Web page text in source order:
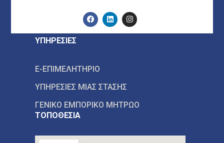
ΥΠΗΡΕΣΙΕΣ
E-ΕΠΙΜΕΛΗΤΗΡΙΟ
ΥΠΗΡΕΣΙΕΣ ΜΙΑΣ ΣΤΑΣΗΣ
ΓΕΝΙΚΟ ΕΜΠΟΡΙΚΟ ΜΗΤΡΩΟ
ΤΟΠΟΘΕΣΙΑ